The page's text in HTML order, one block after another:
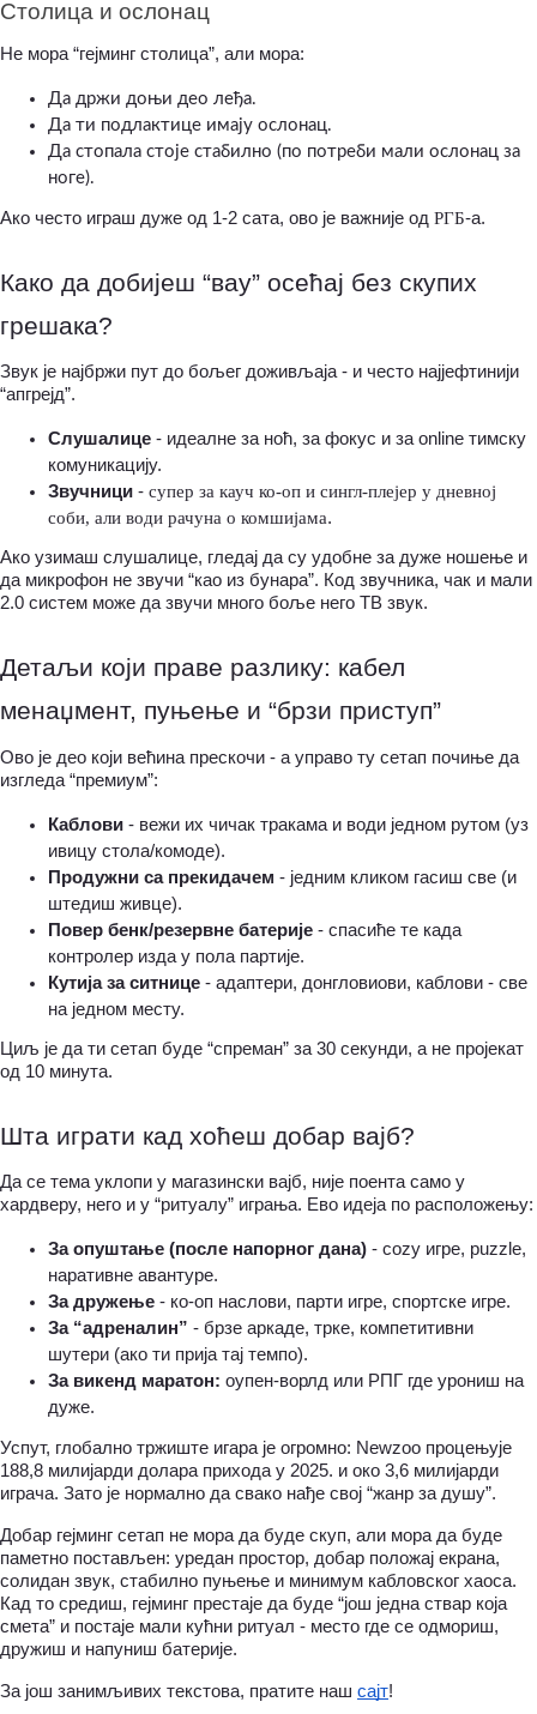
Столица и ослонац
Не мора “гејминг столица”, али мора:
Да држи доњи део леђа.
Да ти подлактице имају ослонац.
Да стопала стоје стабилно (по потреби мали ослонац за
ноге).
Ако често играш дуже од 1-2 сата, ово је важније од РГБ-а.
Како да добијеш “вау” осећај без скупих
грешака?
Звук је најбржи пут до бољег доживљаја - и често најјефтинији
“апгрејд”.
Слушалице - идеалне за ноћ, за фокус и за online тимску
комуникацију.
Звучници - супер за кауч ко-оп и сингл-плејер у дневној
соби, али води рачуна о комшијама.
Ако узимаш слушалице, гледај да су удобне за дуже ношење и
да микрофон не звучи “као из бунара”. Код звучника, чак и мали
2.0 систем може да звучи много боље него ТВ звук.
Детаљи који праве разлику: кабел
менаџмент, пуњење и “брзи приступ”
Ово је део који већина прескочи - а управо ту сетап почиње да
изгледа “премиум”:
Каблови - вежи их чичак тракама и води једном рутом (уз
ивицу стола/комоде).
Продужни са прекидачем - једним кликом гасиш све (и
штедиш живце).
Повер бенк/резервне батерије - спасиће те када
контролер изда у пола партије.
Кутија за ситнице - адаптери, донгловиови, каблови - све
на једном месту.
Циљ је да ти сетап буде “спреман” за 30 секунди, а не пројекат
од 10 минута.
Шта играти кад хоћеш добар вајб?
Да се тема уклопи у магазински вајб, није поента само у
хардверу, него и у “ритуалу” играња. Ево идеја по расположењу:
За опуштање (после напорног дана) - cozy игре, puzzle,
наративне авантуре.
За дружење - ко-оп наслови, парти игре, спортске игре.
За “адреналин” - брзе аркаде, трке, компетитивни
шутери (ако ти прија тај темпо).
За викенд маратон: оупен-ворлд или РПГ где урониш на
дуже.
Успут, глобално тржиште игара је огромно: Newzoo процењује
188,8 милијарди долара прихода у 2025. и око 3,6 милијарди
играча. Зато је нормално да свако нађе свој “жанр за душу”.
Добар гејминг сетап не мора да буде скуп, али мора да буде
паметно постављен: уредан простор, добар положај екрана,
солидан звук, стабилно пуњење и минимум кабловског хаоса.
Кад то средиш, гејминг престаје да буде “још једна ствар која
смета” и постаје мали кућни ритуал - место где се одмориш,
дружиш и напуниш батерије.
За још занимљивих текстова, пратите наш сајт!